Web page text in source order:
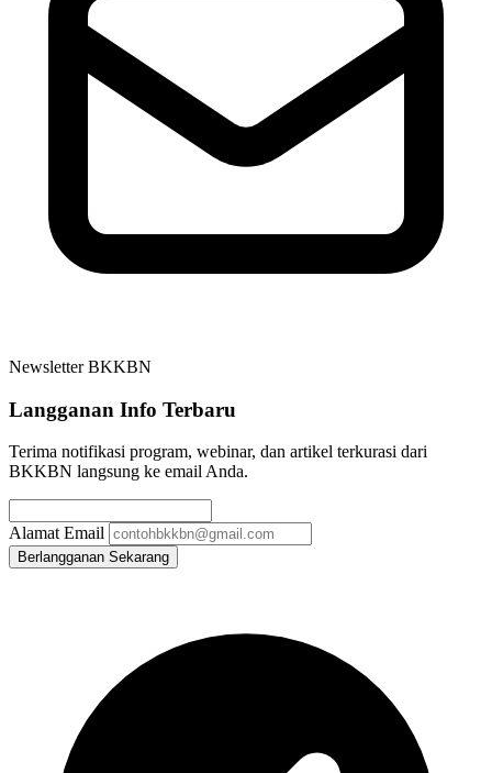
Newsletter BKKBN
Langganan Info Terbaru
Terima notifikasi program, webinar, dan artikel terkurasi dari
BKKBN langsung ke email Anda.
Alamat Email
Berlangganan Sekarang